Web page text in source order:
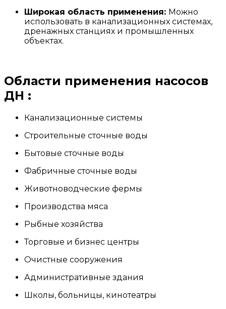
Широкая область применения: Можно
использовать в канализационных системах,
дренажных станциях и промышленных
объектах.
Области применения насосов
ДН :
Канализационные системы
Строительные сточные воды
Бытовые сточные воды
Фабричные сточные воды
Животноводческие фермы
Производства мяса
Рыбные хозяйства
Торговые и бизнес центры
Очистные сооружения
Административные здания
Школы, больницы, кинотеатры